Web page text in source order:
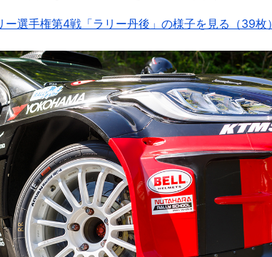
ー選手権第4戦「ラリー丹後」の様子を見る（39枚）